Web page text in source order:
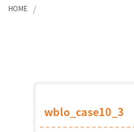
HOME
wblo_case10_3